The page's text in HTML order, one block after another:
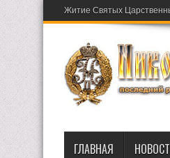
Житие Святых
ГЛАВНАЯ